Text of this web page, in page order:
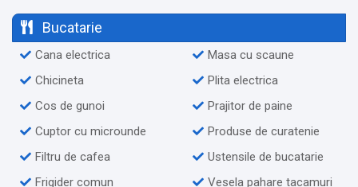
Bucatarie
Cana electrica
Chicineta
Cos de gunoi
Cuptor cu microunde
Filtru de cafea
Frigider comun
Masa cu scaune
Plita electrica
Prajitor de paine
Produse de curatenie
Ustensile de bucatarie
Vesela pahare tacamuri